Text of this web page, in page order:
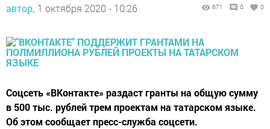
автор, 1 октября 2020 - 10:26 671 0 0
Соцсеть «ВКонтакте» раздаст гранты на общую сумму
в 500 тыс. рублей трем проектам на татарском языке.
Об этом сообщает пресс-служба соцсети.